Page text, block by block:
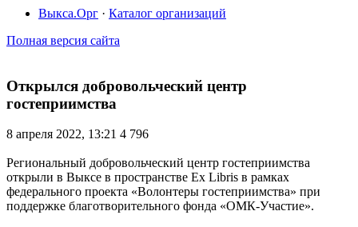
Выкса.Орг · Каталог организаций
Полная версия сайта
Открылся добровольческий центр
гостеприимства
8 апреля 2022, 13:21 4 796
Региональный добровольческий центр гостеприимства
открыли в Выксе в пространстве Ex Libris в рамках
федерального проекта «Волонтеры гостеприимства» при
поддержке благотворительного фонда «ОМК-Участие».